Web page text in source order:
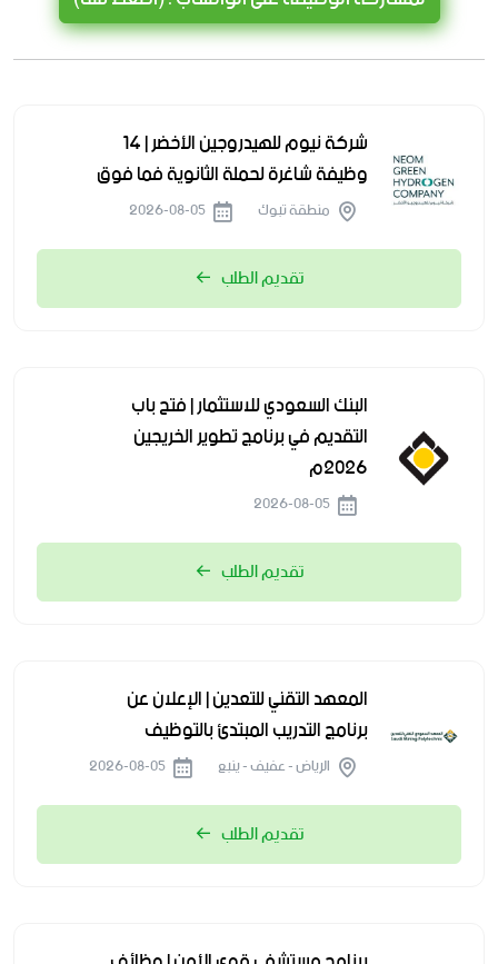
شركة نيوم للهيدروجين الأخضر | 14
وظيفة شاغرة لحملة الثانوية فما فوق
منطقة تبوك
تقديم الطلب
البنك السعودي للاستثمار | فتح باب
التقديم في برنامج تطوير الخريجين
2026م
تقديم الطلب
المعهد التقني للتعدين | الإعلان عن
برنامج التدريب المبتدئ بالتوظيف
الرياض - عفيف - ينبع
تقديم الطلب